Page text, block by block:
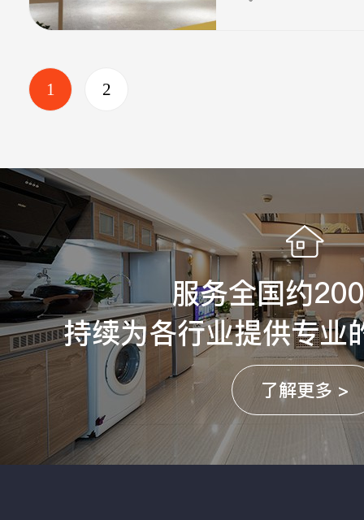
1 2
服务全国约
持续为各行业提供专业
了解更多 >